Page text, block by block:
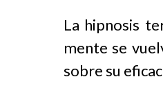
La hipnosis
mente se
sobre su